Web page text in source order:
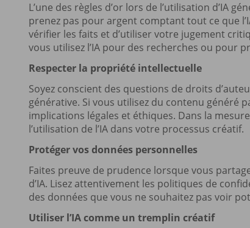
L’une des règles d’or lors de l’utilisation d’IA
prenez pas pour argent comptant tout ce que
vérifier les faits et d’utiliser votre jugement
vous utilisez l’IA pour des recherches ou pour
Respecter la propriété intellectuelle
Soyez conscient des questions de droits
générative. Si vous utilisez du contenu généré
implications légales et éthiques. Dans la
l’utilisation de l’IA dans votre processus créatif.
Protéger vos données personnelles
Faites preuve de prudence lorsque vous
d’IA. Lisez attentivement les politiques de
des données que vous ne souhaitez pas voir
Utiliser l’IA comme un tremplin créatif